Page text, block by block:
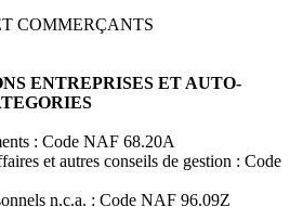
COMMERÇANTS
ENTREPRISES ET AUTO-
: Code NAF 68.20A
et autres conseils de gestion : Code
n.c.a. : Code NAF 96.09Z